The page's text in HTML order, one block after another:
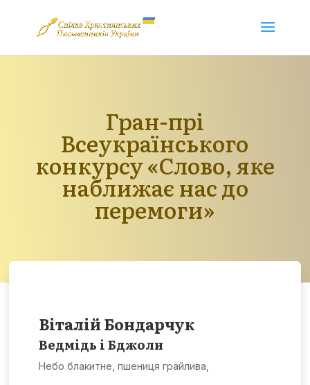
Гран-прі
Всеукраїнського
конкурсу «Слово, яке
наближає нас до
перемоги»
Віталій Бондарчук
Ведмідь і Бджоли
Небо блакитне, пшениця грайлива,